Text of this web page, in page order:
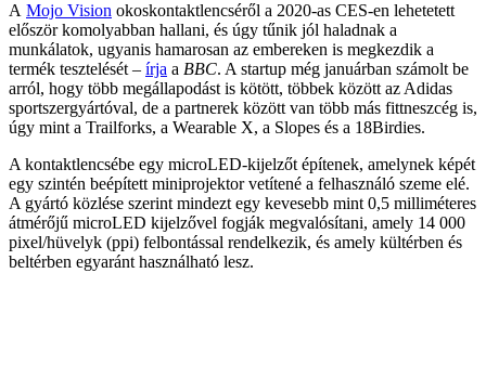
A Mojo Vision okoskontaktlencséről a 2020-as CES-en lehetetett
először komolyabban hallani, és úgy tűnik jól haladnak a
munkálatok, ugyanis hamarosan az embereken is megkezdik a
termék tesztelését – írja a BBC. A startup még januárban számolt be
arról, hogy több megállapodást is kötött, többek között az Adidas
sportszergyártóval, de a partnerek között van több más fittneszcég is,
úgy mint a Trailforks, a Wearable X, a Slopes és a 18Birdies.
A kontaktlencsébe egy microLED-kijelzőt építenek, amelynek képét
egy szintén beépített miniprojektor vetítené a felhasználó szeme elé.
A gyártó közlése szerint mindezt egy kevesebb mint 0,5 milliméteres
átmérőjű microLED kijelzővel fogják megvalósítani, amely 14 000
pixel/hüvelyk (ppi) felbontással rendelkezik, és amely kültérben és
beltérben egyaránt használható lesz.